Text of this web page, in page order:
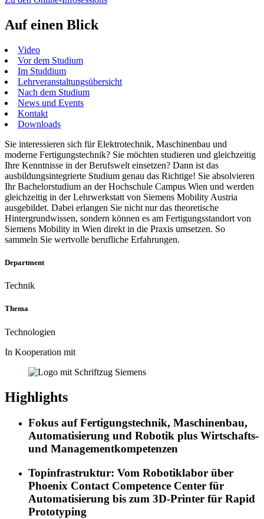
Auf einen Blick
Video
Vor dem Studium
Im Studdium
Lehrveranstaltungsübersicht
Nach dem Studium
News und Events
Kontakt
Downloads
Sie interessieren sich für Elektrotechnik, Maschinenbau und
moderne Fertigungstechnik? Sie möchten studieren und gleichzeitig
Ihre Kenntnisse in der Berufswelt einsetzen? Dann ist das
ausbildungsintegrierte Studium genau das Richtige! Sie absolvieren
Ihr Bachelorstudium an der Hochschule Campus Wien und werden
gleichzeitig in der Lehrwerkstatt von Siemens Mobility Austria
ausgebildet. Dabei erlangen Sie nicht nur das theoretische
Hintergrundwissen, sondern können es am Fertigungsstandort von
Siemens Mobility in Wien direkt in die Praxis umsetzen. So
sammeln Sie wertvolle berufliche Erfahrungen.
Department
Technik
Thema
Technologien
In Kooperation mit
Highlights
Fokus auf Fertigungstechnik, Maschinenbau,
Automatisierung und Robotik plus Wirtschafts-
und Managementkompetenzen
Topinfrastruktur: Vom Robotiklabor über
Phoenix Contact Competence Center für
Automatisierung bis zum 3D-Printer für Rapid
Prototyping